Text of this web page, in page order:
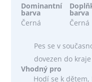
Dominantní
barva
Černá
barva
Černá
Pes se v
dovezen do
Vhodný pro
Hodí se k